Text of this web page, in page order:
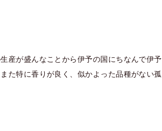
産が盛んなことから伊予の国にちなんで伊予
た特に香りが良く、似かよった品種がない孤